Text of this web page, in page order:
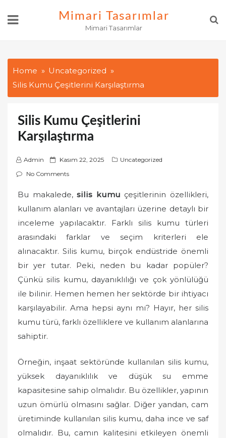
Mimari Tasarımlar
Mimari Tasarımlar
Home
Uncategorized
Silis Kumu Çeşitlerini Karşılaştırma
Silis Kumu Çeşitlerini
Karşılaştırma
Admin
P
o
t
e
Kasım 22, 2025
Uncategorized
No Comments
Bu makalede,silis kumu çeşitlerinin özellikleri,
kullanım alanları ve avantajları üzerine detaylı bir
inceleme yapılacaktır. Farklı silis kumu türleri
arasındaki farklar ve seçim kriterleri ele
alınacaktır. Silis kumu, birçok endüstride önemli
bir yer tutar. Peki, neden bu kadar popüler?
Çünkü silis kumu, dayanıklılığı ve çok yönlülüğü
ile bilinir. Hemen hemen her sektörde bir ihtiyacı
karşılayabilir. Ama hepsi aynı mı? Hayır, her silis
kumu türü, farklı özelliklere ve kullanım alanlarına
sahiptir.
Örneğin, inşaat sektöründe kullanılan silis kumu,
yüksek dayanıklılık ve düşük su emme
kapasitesine sahip olmalıdır. Bu özellikler, yapının
uzun ömürlü olmasını sağlar. Diğer yandan, cam
üretiminde kullanılan silis kumu, daha ince ve saf
olmalıdır. Bu, camın kalitesini etkileyen önemli